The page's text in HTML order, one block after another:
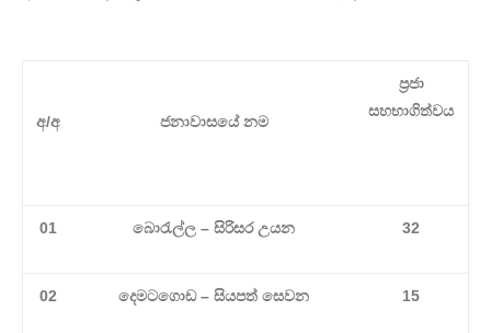
අ/අ ජනාවාසයේ නම
ප්‍රජා
සහභාගිත්වය
01 බොරැල්ල – සිරිසර උයන 32
02 දෙමටගොඩ – සියපත් සෙවන 15